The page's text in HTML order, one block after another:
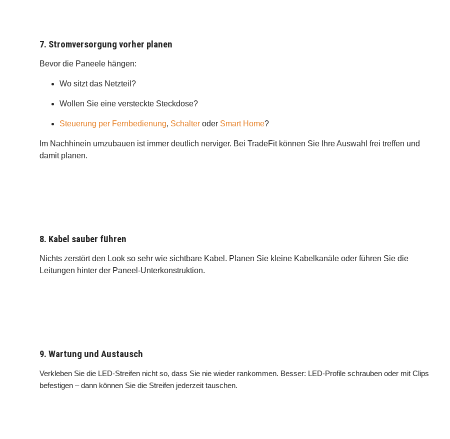
7. Stromversorgung vorher planen
Bevor die Paneele hängen:
Wo sitzt das Netzteil?
Wollen Sie eine versteckte Steckdose?
Steuerung per Fernbedienung, Schalter oder Smart Home?
Im Nachhinein umzubauen ist immer deutlich nerviger. Bei TradeFit können Sie Ihre Auswahl frei treffen und
damit planen.
8. Kabel sauber führen
Nichts zerstört den Look so sehr wie sichtbare Kabel. Planen Sie kleine Kabelkanäle oder führen Sie die
Leitungen hinter der Paneel-Unterkonstruktion.
9. Wartung und Austausch
Verkleben Sie die LED-Streifen nicht so, dass Sie nie wieder rankommen. Besser: LED-Profile schrauben oder mit Clips
befestigen – dann können Sie die Streifen jederzeit tauschen.